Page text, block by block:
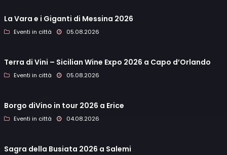
La Vara e i Giganti di Messina 2026
Eventi in città 05.08.2026
Terra di Vini – Sicilian Wine Expo 2026 a Capo d’Orlando
Eventi in città 05.08.2026
Borgo diVino in tour 2026 a Erice
Eventi in città 04.08.2026
Sagra della Busiata 2026 a Salemi